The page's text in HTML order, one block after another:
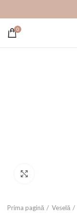
0
Prima pagină Veselă